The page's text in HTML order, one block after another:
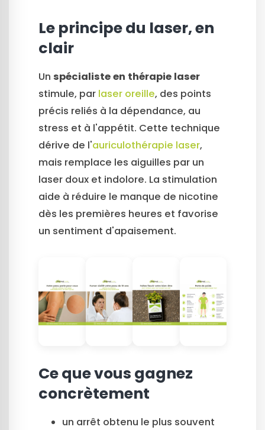
Le principe du laser, en
clair
Un spécialiste en thérapie laser
stimule, par laser oreille, des points
précis reliés à la dépendance, au
stress et à l'appétit. Cette technique
dérive de l'auriculothérapie laser,
mais remplace les aiguilles par un
laser doux et indolore. La stimulation
aide à réduire le manque de nicotine
dès les premières heures et favorise
un sentiment d'apaisement.
Ce que vous gagnez
concrètement
un arrêt obtenu le plus souvent